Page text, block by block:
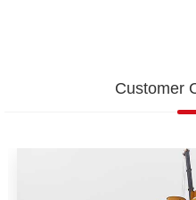
Customer